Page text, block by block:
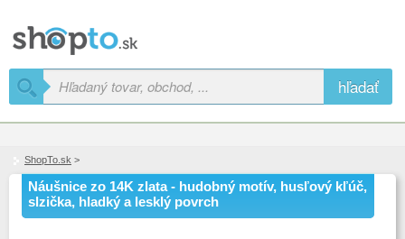
hľadať
ShopTo.sk >
Náušnice zo 14K zlata - hudobný motív, husľový kľúč,
slzička, hladký a lesklý povrch